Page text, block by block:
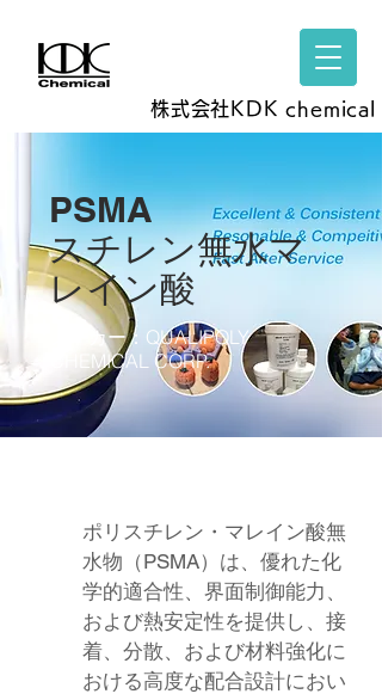
株式会社KDK chemical
PSMA
​スチレン無水マ
レイン酸
メーカー：QUALIPOLY
CHEMICAL CORP.
ポリスチレン・マレイン酸無
水物（PSMA）は、優れた化
学的適合性、界面制御能力、
および熱安定性を提供し、接
着、分散、および材料強化に
おける高度な配合設計におい